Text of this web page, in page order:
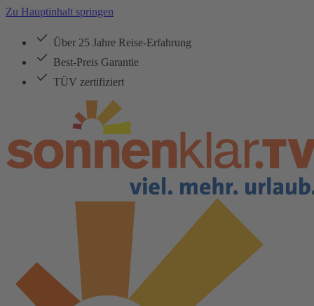
Zu Hauptinhalt springen
Über 25 Jahre Reise-Erfahrung
Best-Preis Garantie
TÜV zertifiziert